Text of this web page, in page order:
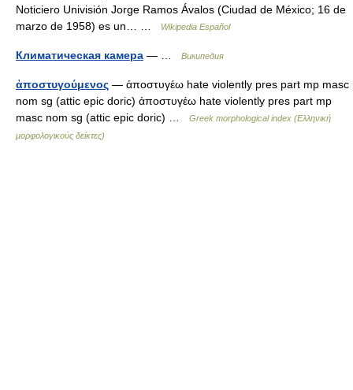
Noticiero Univisión Jorge Ramos Ávalos (Ciudad de México; 16 de
marzo de 1958) es un… …
Wikipedia Español
Климатическая камера — … Википедия
ἀποστυγούμενος — ἀποστυγέω hate violently pres part mp masc
nom sg (attic epic doric) ἀποστυγέω hate violently pres part mp
masc nom sg (attic epic doric) …
Greek morphological index (Ελληνική
μορφολογικούς δείκτες)